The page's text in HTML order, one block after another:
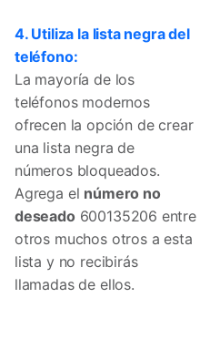
4. Utiliza la lista negra del
teléfono:
La mayoría de los
teléfonos modernos
ofrecen la opción de crear
una lista negra de
números bloqueados.
Agrega el número no
deseado 600135206 entre
otros muchos otros a esta
lista y no recibirás
llamadas de ellos.